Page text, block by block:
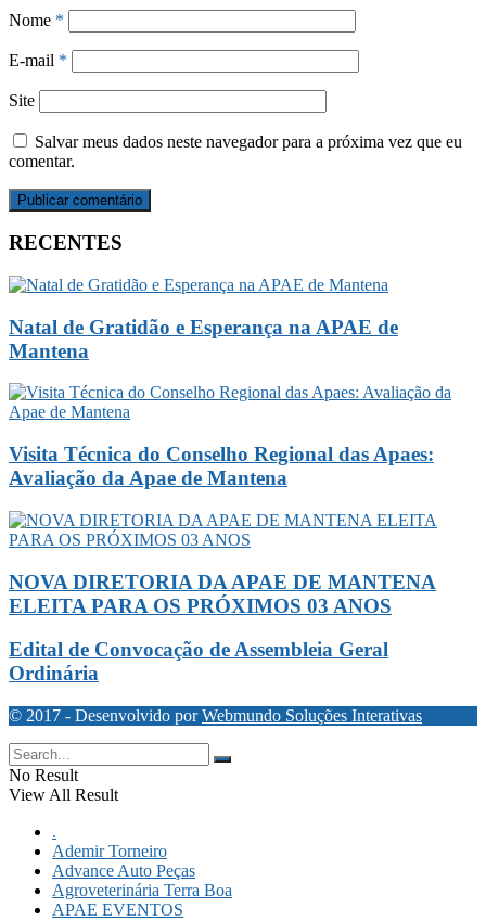
Nome *
E-mail *
Site
Salvar meus dados neste navegador para a próxima vez que eu
comentar.
RECENTES
Natal de Gratidão e Esperança na APAE de
Mantena
Visita Técnica do Conselho Regional das Apaes:
Avaliação da Apae de Mantena
NOVA DIRETORIA DA APAE DE MANTENA
ELEITA PARA OS PRÓXIMOS 03 ANOS
Edital de Convocação de Assembleia Geral
Ordinária
© 2017 - Desenvolvido porWebmundo Soluções Interativas
No Result
View All Result
.
Ademir Torneiro
Advance Auto Peças
Agroveterinária Terra Boa
APAE EVENTOS